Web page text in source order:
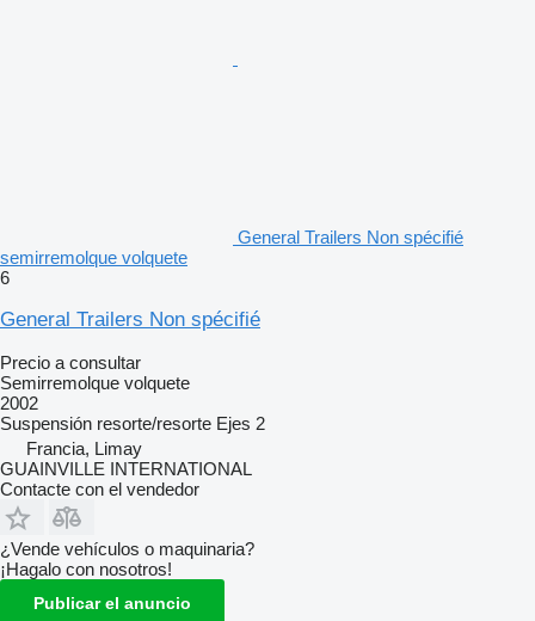
General Trailers Non spécifié
semirremolque volquete
6
General Trailers Non spécifié
Precio a consultar
Semirremolque volquete
2002
Suspensión resorte/resorte Ejes 2
Francia, Limay
GUAINVILLE INTERNATIONAL
Contacte con el vendedor
¿Vende vehículos o maquinaria?
¡Hagalo con nosotros!
Publicar el anuncio